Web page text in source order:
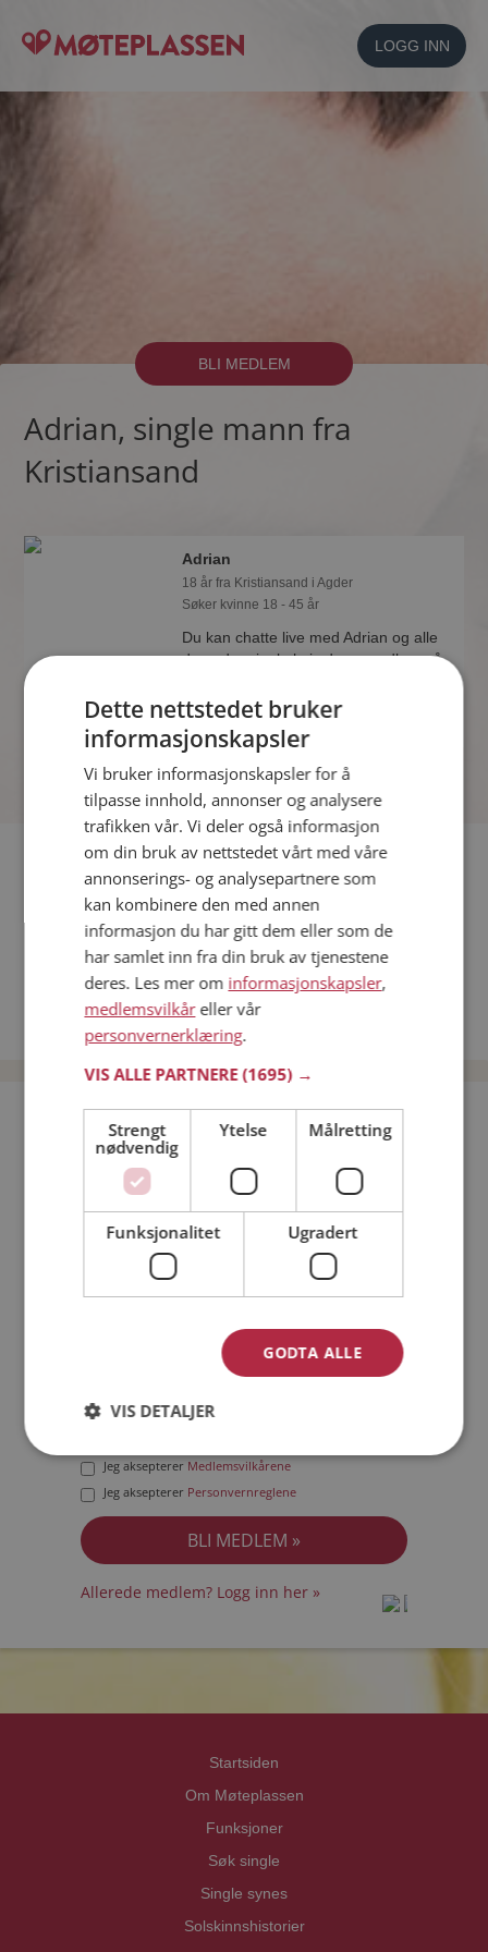
LOGG INN
BLI MEDLEM
Adrian, single mann fra
Kristiansand
Adrian
18 år fra Kristiansand i Agder
Søker kvinne 18 - 45 år
Du kan chatte live med Adrian og alle
de andre single hvis du er medlem på
bli medlem.
Fler single
Flere singlemenn fra Kristiansand :Alexander
Bli medlem gratis!
Jeg er en: Mann Kvinne
Min alder:
Jeg aksepterer Medlemsvilkårene
Jeg aksepterer Personvernreglene
Allerede medlem? Logg inn her »
Startsiden
Om Møteplassen
Funksjoner
Søk single
Single synes
Solskinnshistorier
Dette nettstedet bruker
informasjonskapsler
Vi bruker informasjonskapsler for å
tilpasse innhold, annonser og analysere
trafikken vår. Vi deler også informasjon
om din bruk av nettstedet vårt med våre
annonserings- og analysepartnere som
kan kombinere den med annen
informasjon du har gitt dem eller som de
har samlet inn fra din bruk av tjenestene
deres. Les mer om informasjonskapsler,
medlemsvilkåreller vår
personvernerklæring.
VIS ALLE PARTNERE(1695) →
Strengt
nødvendig
Ytelse Målretting
Funksjonalitet Ugradert
GODTA ALLE
VIS DETALJER